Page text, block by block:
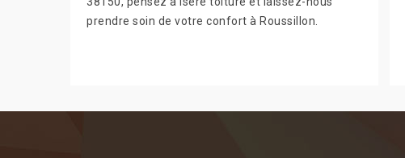
prendre soin de votre confort à Roussillon.